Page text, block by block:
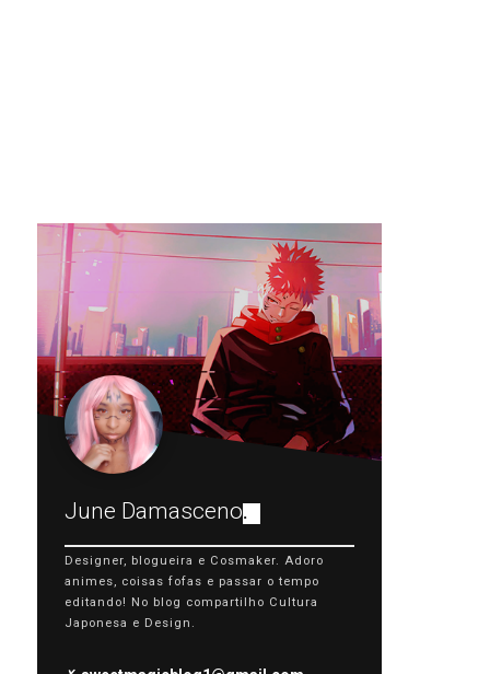
June Damasceno.
Designer, blogueira e Cosmaker. Adoro
animes, coisas fofas e passar o tempo
editando! No blog compartilho Cultura
Japonesa e Design.